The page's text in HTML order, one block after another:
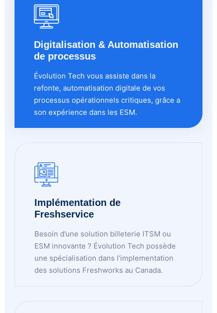
Digitalisation & Automatisation
de processus
Évolution Tech vous assiste dans la
refonte, automatisation digitale de vos
processus opérationnels critiques, grâce a
son expérience dans les ESM.
Implémentation de
Freshservice
Besoin d’une solution billeterie ITSM ou
ESM innovante ? Évolution Tech possède
une spécialisation dans l’implementation
des solutions Freshworks au Canada.